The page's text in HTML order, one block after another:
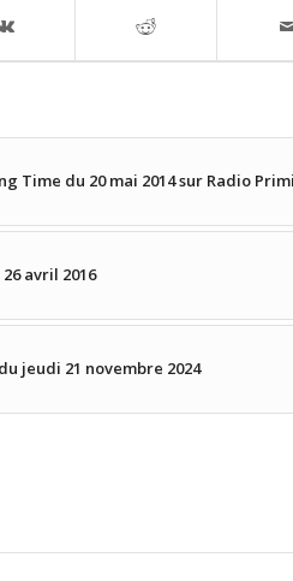
Time du 20 mai 2014 sur Radio
avril 2016
du jeudi 21 novembre 2024